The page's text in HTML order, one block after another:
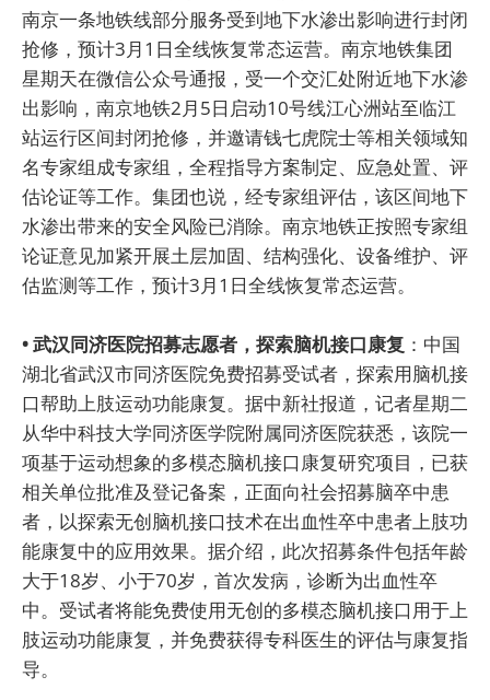
南京一条地铁线部分服务受到地下水渗出影响进行封闭
抢修，预计3月1日全线恢复常态运营。南京地铁集团
星期天在微信公众号通报，受一个交汇处附近地下水渗
出影响，南京地铁2月5日启动10号线江心洲站至临江
站运行区间封闭抢修，并邀请钱七虎院士等相关领域知
名专家组成专家组，全程指导方案制定、应急处置、评
估论证等工作。集团也说，经专家组评估，该区间地下
水渗出带来的安全风险已消除。南京地铁正按照专家组
论证意见加紧开展土层加固、结构强化、设备维护、评
估监测等工作，预计3月1日全线恢复常态运营。
• 武汉同济医院招募志愿者，探索脑机接口康复 ：中国
湖北省武汉市同济医院免费招募受试者，探索用脑机接
口帮助上肢运动功能康复。据中新社报道，记者星期二
从华中科技大学同济医学院附属同济医院获悉，该院一
项基于运动想象的多模态脑机接口康复研究项目，已获
相关单位批准及登记备案，正面向社会招募脑卒中患
者，以探索无创脑机接口技术在出血性卒中患者上肢功
能康复中的应用效果。据介绍，此次招募条件包括年龄
大于18岁、小于70岁，首次发病，诊断为出血性卒
中。受试者将能免费使用无创的多模态脑机接口用于上
肢运动功能康复，并免费获得专科医生的评估与康复指
导。